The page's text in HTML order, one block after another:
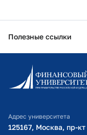
Полезные ссылки
Информационно-
Личный кабинет
Оплата обучения
Адрес университета
125167, Москва, пр-